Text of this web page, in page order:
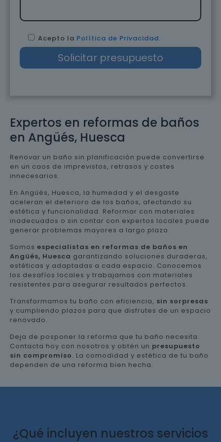
Expertos en reformas de baños
en Angüés, Huesca
Renovar un baño sin planificación puede convertirse
en un caos de imprevistos, retrasos y costes
innecesarios.
En Angüés, Huesca, la humedad y el desgaste
aceleran el deterioro de los baños, afectando su
estética y funcionalidad. Reformar con materiales
inadecuados o sin contar con expertos locales puede
generar problemas mayores a largo plazo.
Somos especialistas en reformas de baños en
Angüés, Huesca garantizando soluciones duraderas,
estéticas y adaptadas a cada espacio. Conocemos
los desafíos locales y trabajamos con materiales
resistentes para asegurar resultados perfectos.
Transformamos tu baño con eficiencia, sin sorpresas
y cumpliendo plazos para que disfrutes de un espacio
renovado.
Deja de posponer la reforma que tu baño necesita.
Contacta hoy con nosotros y obtén un presupuesto
sin compromiso. La comodidad y estética de tu baño
dependen de una reforma bien hecha.
Acepto la Política de Privacidad.
¿Qué incluyen nuestros servicios